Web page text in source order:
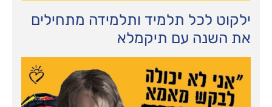
ילקוט לכל תלמיד ותלמידה מתחילים
את השנה עם תיקמלא